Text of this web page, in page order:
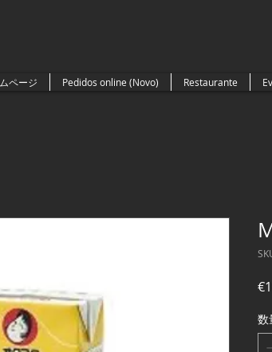
ページ Pedidos online (Novo) Restaurante
数